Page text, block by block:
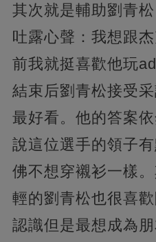
其次就是輔助劉青
吐露心聲：我想跟
前我就挺喜歡他玩
結束后劉青松接受
最好看。他的答案
說這位選手的領子
佛不想穿襯衫一樣
輕的劉青松也很喜
認識但是最想成為